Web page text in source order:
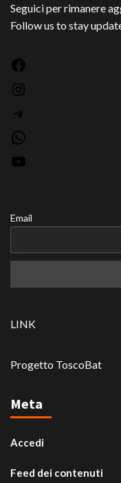
Seguici per rimanere
Follow us to stay
Email
LINK
Progetto ToscoBat
Meta
Accedi
Feed dei contenuti